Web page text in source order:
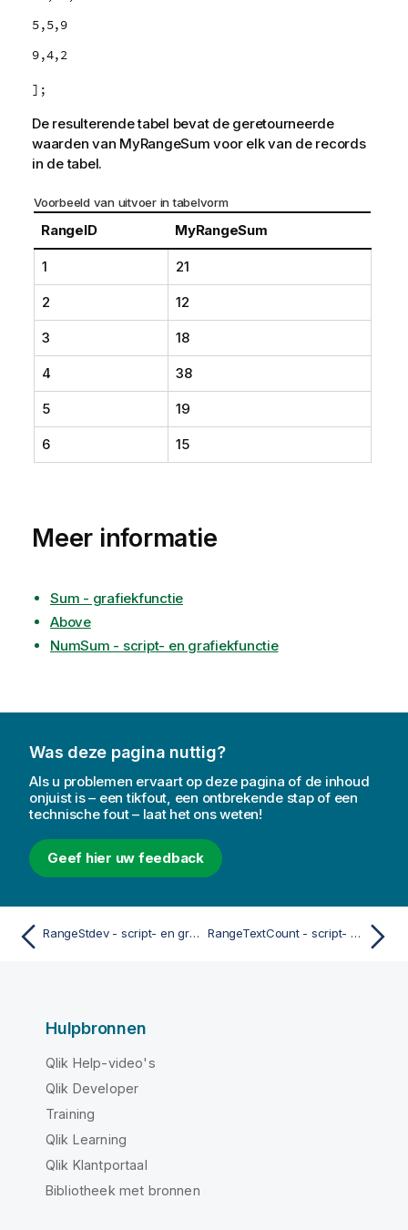
5,5,9
9,4,2
];
De resulterende tabel bevat de geretourneerde
waarden van MyRangeSum voor elk van de records
in de tabel.
Voorbeeld van uitvoer in tabelvorm
RangeID MyRangeSum
1 21
2 12
3 18
4 38
5 19
6 15
Meer informatie
Sum - grafiekfunctie
Above
NumSum - script- en grafiekfunctie
Was deze pagina nuttig?
Als u problemen ervaart op deze pagina of de inhoud
onjuist is – een tikfout, een ontbrekende stap of een
technische fout – laat het ons weten!
Geef hier uw feedback
RangeStdev - script- en grafiekfunctie RangeTextCount - script- en grafiekfunctie
Hulpbronnen
Qlik Help-video's
Qlik Developer
Training
Qlik Learning
Qlik Klantportaal
Bibliotheek met bronnen